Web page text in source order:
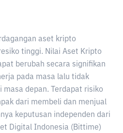
aset kripto
tinggi. Nilai Aset Kripto
berubah secara signifikan
pada masa lalu tidak
masa depan. Terdapat risiko
dari membeli dan menjual
keputusan independen dari
Digital Indonesia (Bittime)